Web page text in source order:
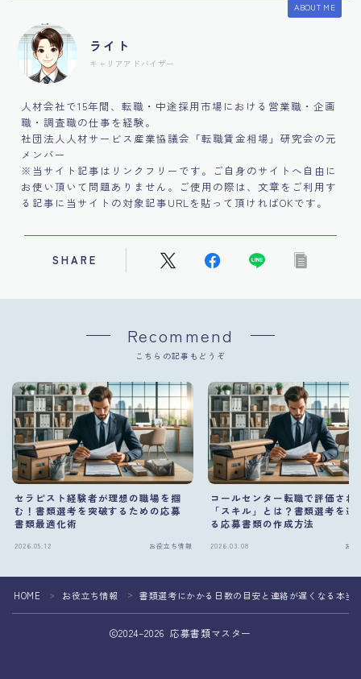
ABOUT ME
ライト
キャリアアドバイザー
人材会社で15年間、転職・中途採用市場における営業職・企画
職・調査職の仕事を経験。
社団法人人材サービス産業協議会「転職賃金相場」研究会の元
メンバー
※当サイト記事はリンクフリーです。ご自身のサイトへ自由に
お使い頂いて問題ありません。ご使用の際は、文章をご利用す
る記事に当サイトの対象記事URLを貼って頂ければOKです。
SHARE
Recommend
こちらの記事もどうぞ
セラピスト経験者が理想の職場を掴
む！書類選考を突破するための応募
書類最適化術
2026.05.12 お役立ち情報
コールセンター転職で評価され
「スキル」とは？書類選考を通
る応募書類の作成方法
2026.03.08 お
HOME ＞ お役立ち情報 ＞ 書類選考にかかる日数の目安と連絡が遅くなる本当
2024–2026 応募書類マスター